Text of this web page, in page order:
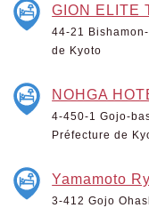
GION ELITE
44-21
de Kyoto
NOHGA
4-450-1 Gojo-
Préfecture de
Yamamoto
3-412 Gojo